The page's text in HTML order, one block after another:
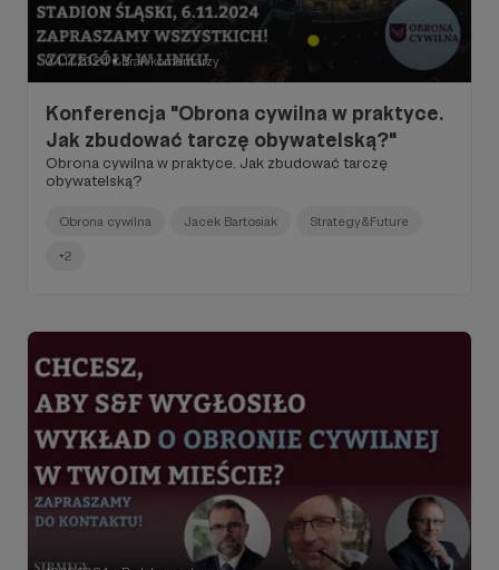
04.11.2024 ● Brak komentarzy
Konferencja "Obrona cywilna w praktyce.
Jak zbudować tarczę obywatelską?"
Obrona cywilna w praktyce. Jak zbudować tarczę
obywatelską?
Obrona cywilna Jacek Bartosiak Strategy&Future
+2